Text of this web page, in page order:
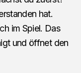
hat.
im Spiel. Das
und öffnet den